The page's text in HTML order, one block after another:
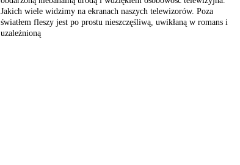
Jakich wiele widzimy na ekranach naszych telewizorów. Poza
światłem fleszy jest po prostu nieszczęśliwą, uwikłaną w romans i
uzależnioną